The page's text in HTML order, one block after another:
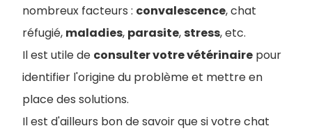
nombreux facteurs : convalescence, chat
réfugié, maladies, parasite,stress, etc.
Il est utile de consulter votre vétérinaire pour
identifier l'origine du problème et mettre en
place des solutions.
Il est d'ailleurs bon de savoir que si votre chat